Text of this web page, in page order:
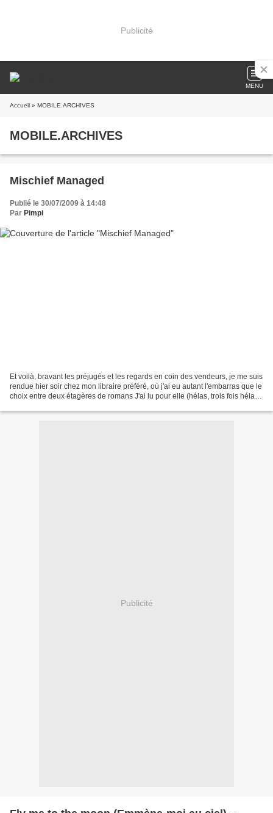
Publicité
MENU
Accueil » MOBILE.ARCHIVES
MOBILE.ARCHIVES
Mischief Managed
Publié le 30/07/2009 à 14:48
Par Pimpi
Et voilà, bravant les préjugés et les regards en coin des vendeurs, je me suis
rendue hier soir chez mon libraire préféré, où j'ai eu autant l'embarras que le
choix entre deux étagères de romans J'ai lu pour elle (hélas, trois fois hélas,
Publicité